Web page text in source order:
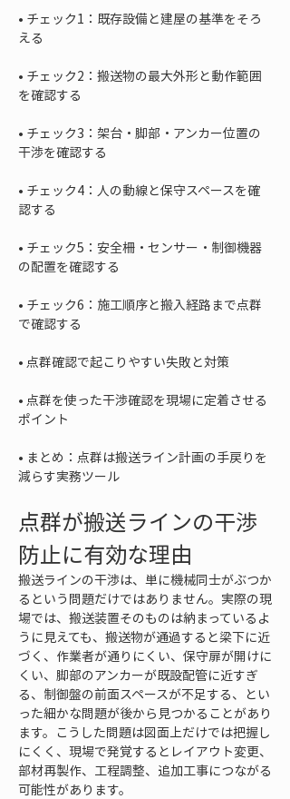
• チェック1：既存設備と建屋の基準をそろ
• チェック2：搬送物の最大外形と動作範囲
• チェック3：架台・脚部・アンカー位置の
• チェック4：人の動線と保守スペースを確
• チェック5：安全柵・センサー・制御機器
• チェック6：施工順序と搬入経路まで点群
•
• 点群を使った干渉確認を現場に定着させる
• まとめ：点群は搬送ライン計画の手戻りを
減らす実務ツール
点群が搬送ラインの干渉
防止に有効な理由
搬送ラインの干渉は、単に機械同士がぶつか
るという問題だけではありません。実際の現
場では、搬送装置そのものは納まっているよ
うに見えても、搬送物が通過すると梁下に近
づく、作業者が通りにくい、保守扉が開けに
くい、脚部のアンカーが既設配管に近すぎ
る、制御盤の前面スペースが不足する、とい
った細かな問題が後から見つかることがあり
ます。こうした問題は図面上だけでは把握し
にくく、現場で発覚するとレイアウト変更、
部材再製作、工程調整、追加工事につながる
可能性があります。